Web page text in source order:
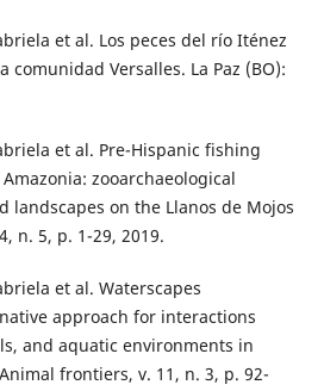
et al. Los peces del río Iténez
comunidad Versalles. La Paz (BO):
et al. Pre-Hispanic fishing
zooarchaeological
landscapes on the Llanos de Mojos
n. 5, p. 1-29, 2019.
et al. Waterscapes
approach for interactions
and aquatic environments in
frontiers, v. 11, n. 3, p. 92-